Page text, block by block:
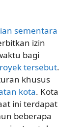
sementara
izin
bagi
tersebut.
khusus
kota. Kota
ini terdapat
beberapa